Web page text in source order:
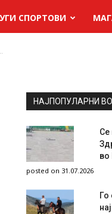
СПОРТОВИ
НАЈПОПУЛАРНИ
Се
во
posted on 31.07.2026
Го